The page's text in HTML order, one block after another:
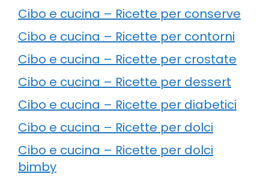
Cibo e cucina – Ricette per conserve
Cibo e cucina – Ricette per contorni
Cibo e cucina – Ricette per crostate
Cibo e cucina – Ricette per dessert
Cibo e cucina – Ricette per diabetici
Cibo e cucina – Ricette per dolci
Cibo e cucina – Ricette per dolci
bimby